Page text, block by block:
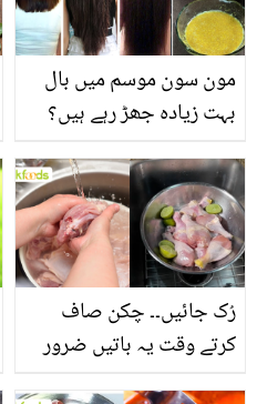
مون سون موسم میں بال
بہت زیادہ جھڑ رہے ہیں؟
بنانے کے چند قدرتی طریقے
رُک جائیں۔۔ چکن صاف
کرتے وقت یہ باتیں ضرور